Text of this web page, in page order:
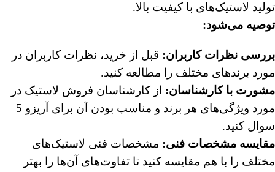
تولید لاستیک‌های با کیفیت بالا.
توصیه می‌شود:
بررسی نظرات کاربران: قبل از خرید، نظرات کاربران در
مورد برندهای مختلف را مطالعه کنید.
مشورت با کارشناسان: از کارشناسان فروش لاستیک در
مورد ویژگی‌های هر برند و مناسب بودن آن برای آریزو 5
سوال کنید.
مقایسه مشخصات فنی: مشخصات فنی لاستیک‌های
مختلف را با هم مقایسه کنید تا تفاوت‌های آن‌ها را بهتر